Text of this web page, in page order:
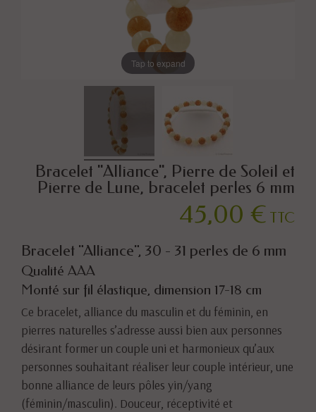
Tap to expand
Bracelet "Alliance", Pierre de Soleil et
Pierre de Lune, bracelet perles 6 mm
45,00 € TTC
Bracelet "Alliance", 30 - 31 perles de 6 mm
Qualité AAA
Monté sur fil élastique, dimension 17-18 cm
Ce bracelet, alliance du masculin et du féminin, en
pierres naturelles s’adresse aussi bien aux personnes
désirant former un couple uni et harmonieux qu’aux
personnes souhaitant réaliser leur couple intérieur, une
bonne alliance de leurs pôles yin/yang
(féminin/masculin). Douceur, réceptivité et